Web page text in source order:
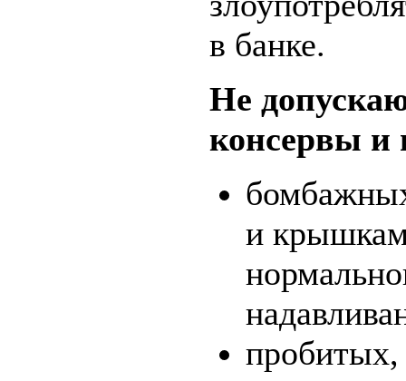
в банке.
Не
консервы и
и
пробитых,